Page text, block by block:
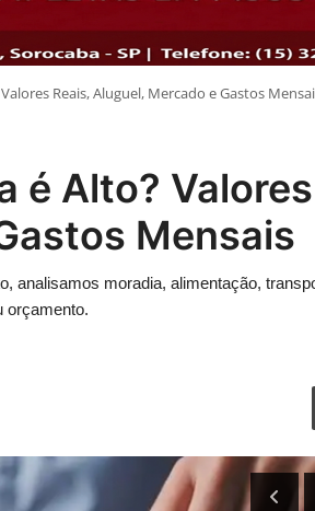
Reais, Aluguel, Mercado e Gastos
é Alto? Valores
Mensais
analisamos moradia, alimentação,
orçamento.